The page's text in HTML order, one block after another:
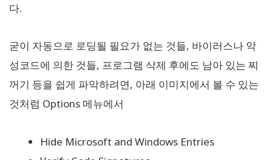
다.
굳이 자동으로 로딩될 필요가 없는 것들, 바이러스나 악
성코드에 의한 것들, 프로그램 삭제 후에도 남아 있는 찌
꺼기 등을 쉽게 파악하려면, 아래 이미지에서 볼 수 있는
것처럼 Options 메뉴에서
Hide Microsoft and Windows Entries